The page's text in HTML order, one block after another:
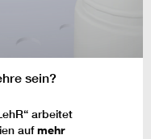
sein?
arbeitet
aufmehr